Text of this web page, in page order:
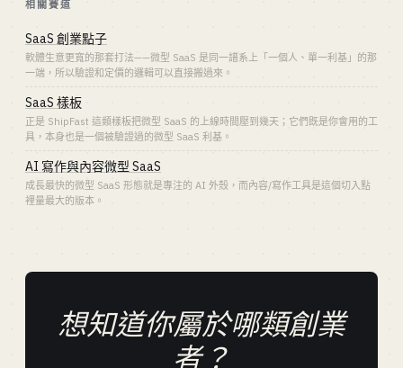
相關賽道
SaaS 創業點子
軟體生意更寬的那套打法——微型 SaaS 是同一譜系上「一個人、單一利基」的那
一端，所以驗證和定價的邏輯可以直接搬過來。
SaaS 樣板
正是 ShipFast 這類樣板把微型 SaaS 的上線時間壓到幾天；它們既是你會用的工
具，本身也是一個被驗證過的微型 SaaS 利基。
AI 寫作與內容微型 SaaS
成長最快的微型 SaaS 形態就是專注的 AI 外殼，而內容/寫作工具是這個切入點
裡量最大的版本。
想知道你屬於哪類創業
者？